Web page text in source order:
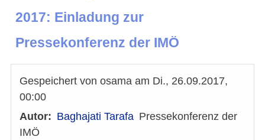
2017: Einladung zur
Pressekonferenz der IMÖ
Gespeichert von osama am Di., 26.09.2017,
00:00
Autor
Baghajati Tarafa Pressekonferenz der
IMÖ